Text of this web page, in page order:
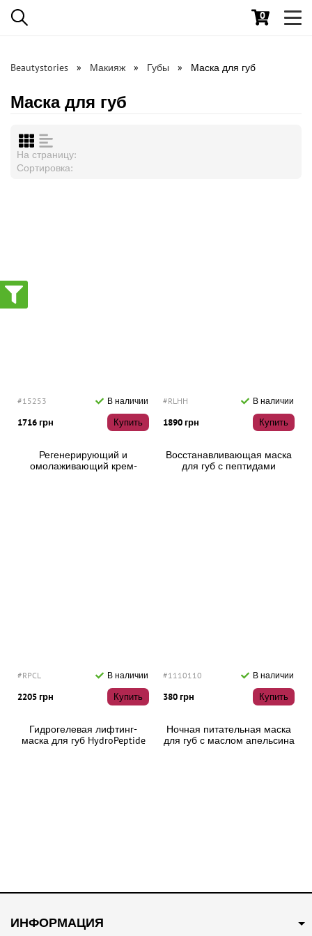
0
Beautystories Макияж Губы Маска для губ
Маска для губ
На страницу:
Сортировка:
#15253 В наличии
1716 грн Купить
Регенерирующий и
омолаживающий крем-
#RLHH В наличии
1890 грн Купить
Восстанавливающая маска
для губ с пептидами
#RPCL В наличии
2205 грн Купить
Гидрогелевая лифтинг-
маска для губ HydroPeptide
#1110110 В наличии
380 грн Купить
Ночная питательная маска
для губ с маслом апельсина
ИНФОРМАЦИЯ